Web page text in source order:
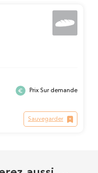
Prix Sur demande
Sauvegarder